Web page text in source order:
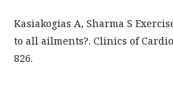
Kasiakogias A, Sharma S
to all ailments?. Clinics of
826.